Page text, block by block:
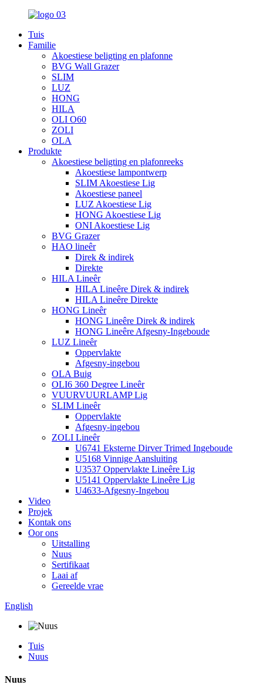
Tuis
Familie
Akoestiese beligting en plafonne
BVG Wall Grazer
SLIM
LUZ
HONG
HILA
OLI O60
ZOLI
OLA
Produkte
Akoestiese beligting en plafonreeks
Akoestiese lampontwerp
SLIM Akoestiese Lig
Akoestiese paneel
LUZ Akoestiese Lig
HONG Akoestiese Lig
ONI Akoestiese Lig
BVG Grazer
HAO lineêr
Direk & indirek
Direkte
HILA Lineêr
HILA Lineêre Direk & indirek
HILA Lineêre Direkte
HONG Lineêr
HONG Lineêre Direk & indirek
HONG Lineêre Afgesny-Ingeboude
LUZ Lineêr
Oppervlakte
Afgesny-ingebou
OLA Buig
OLI6 360 Degree Lineêr
VUURVUURLAMP Lig
SLIM Lineêr
Oppervlakte
Afgesny-ingebou
ZOLI Lineêr
U6741 Eksterne Dirver Trimed Ingeboude
U5168 Vinnige Aansluiting
U3537 Oppervlakte Lineêre Lig
U5141 Oppervlakte Lineêre Lig
U4633-Afgesny-Ingebou
Video
Projek
Kontak ons
Oor ons
Uitstalling
Nuus
Sertifikaat
Laai af
Gereelde vrae
English
Tuis
Nuus
Nuus